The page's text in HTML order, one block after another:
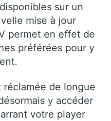
sur un
mise à jour
permet en effet de
préférées pour y
de longue
y accéder
votre player